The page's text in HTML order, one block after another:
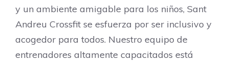
y un ambiente amigable para los niños, Sant
Andreu Crossfit se esfuerza por ser inclusivo y
acogedor para todos. Nuestro equipo de
entrenadores altamente capacitados está